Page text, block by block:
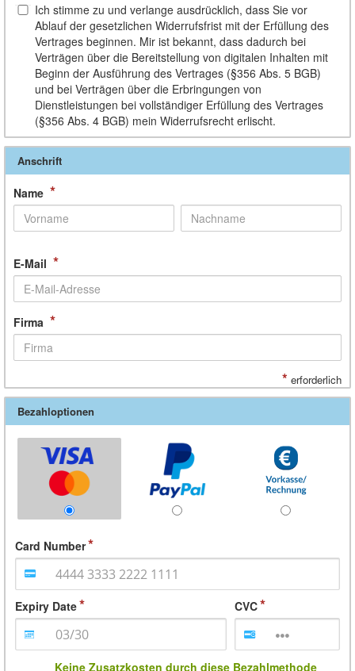
Ich stimme zu und verlange ausdrücklich, dass Sie vor
Ablauf der gesetzlichen Widerrufsfrist mit der Erfüllung des
Vertrages beginnen. Mir ist bekannt, dass dadurch bei
Verträgen über die Bereitstellung von digitalen Inhalten mit
Beginn der Ausführung des Vertrages (§356 Abs. 5 BGB)
und bei Verträgen über die Erbringungen von
Dienstleistungen bei vollständiger Erfüllung des Vertrages
(§356 Abs. 4 BGB) mein Widerrufsrecht erlischt.
Anschrift
Name *
E-Mail *
Firma *
* erforderlich
Bezahloptionen
Card Number
Expiry Date CVC
Keine Zusatzkosten durch diese Bezahlmethode